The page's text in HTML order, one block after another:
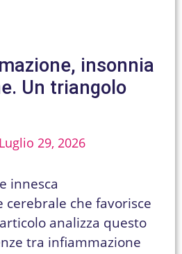
insonnia
Un triangolo
Luglio 29, 2026
innesca
cerebrale che favorisce
analizza questo
tra infiammazione